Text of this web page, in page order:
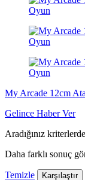
My Arcade 12cm
Gelince Haber Ver
Aradığınız
Daha farklı sonuç
Temizle Karşılaştır